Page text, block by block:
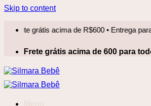
Skip to content
grátis acima de R$600 • Entrega para todo
Frete grátis acima de 600 para